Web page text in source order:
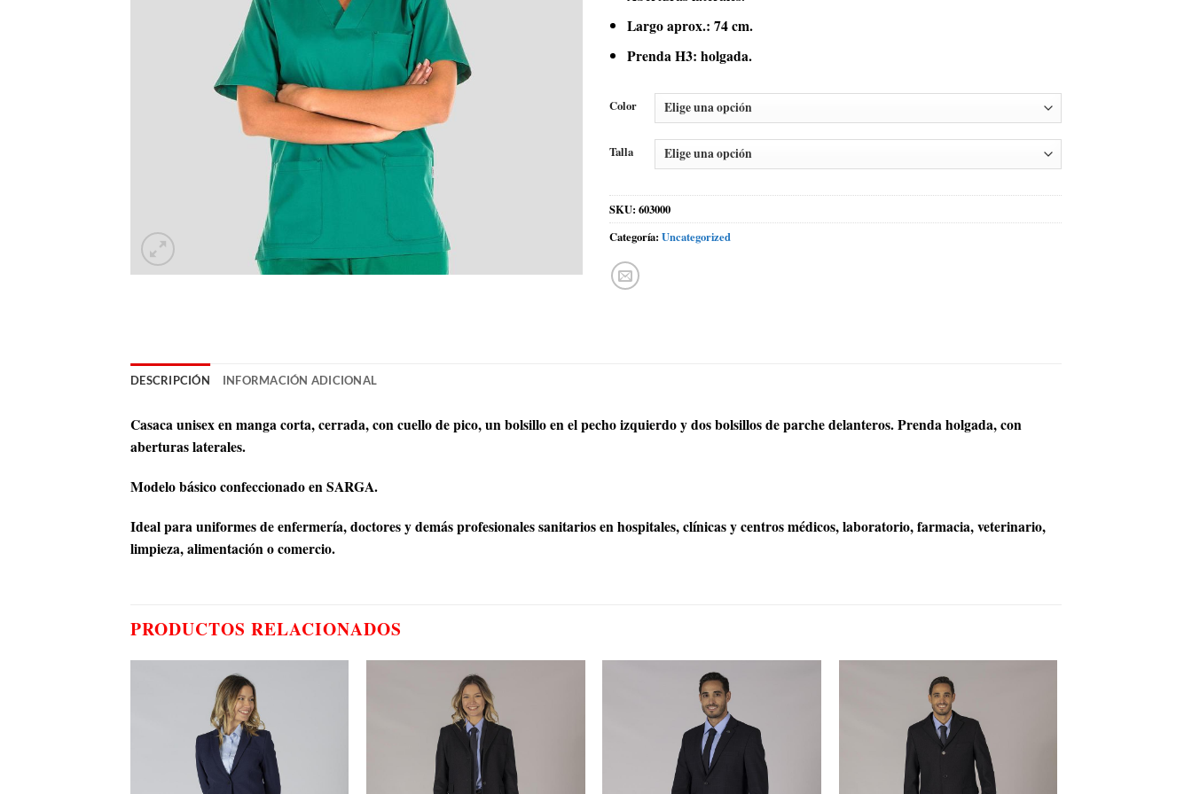
Largo aprox.: 74 cm.
Prenda H3: holgada.
Color
Talla
SKU: 603000
Categoría: Uncategorized
DESCRIPCIÓN INFORMACIÓN ADICIONAL
Casaca unisex en manga corta, cerrada, con cuello de pico, un bolsillo en el pecho izquierdo y dos bolsillos de parche delanteros. Prenda holgada, con
aberturas laterales.
Modelo básico confeccionado en SARGA.
Ideal para uniformes de enfermería, doctores y demás profesionales sanitarios en hospitales, clínicas y centros médicos, laboratorio, farmacia, veterinario,
limpieza, alimentación o comercio.
PRODUCTOS RELACIONADOS